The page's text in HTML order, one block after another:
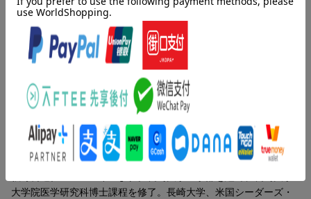
「元寇沈没船」保護へ、自ら潜水視察！ ほか）／第３章 制度
の谷間に埋もれる人を見逃さない（国民年金（月額６万６０００
円）で暮らせる住まいの実現へ／団地再生が、高齢社会と地域を
救う ほか）／第４章 九州・沖縄発、世界へ広げたい「平和の
心」（険悪化する「日中韓」関係のなか、「三カ国環境大臣会
合」実現へ奔走／フィリピン豪雨災害支援で、フィリピン政府か
ら感謝状 ほか）／終章 「国を治す」あきの公造ビジョン
（「人」と「国」を健康にします！／暮らしのセーフティネット
を強化します ほか）
著者情報（「BOOK」データベースより）
あきの公造（アキノコウゾウ）
大学院医学研究科博士課程を修了。長崎大学、米国シーダーズ・